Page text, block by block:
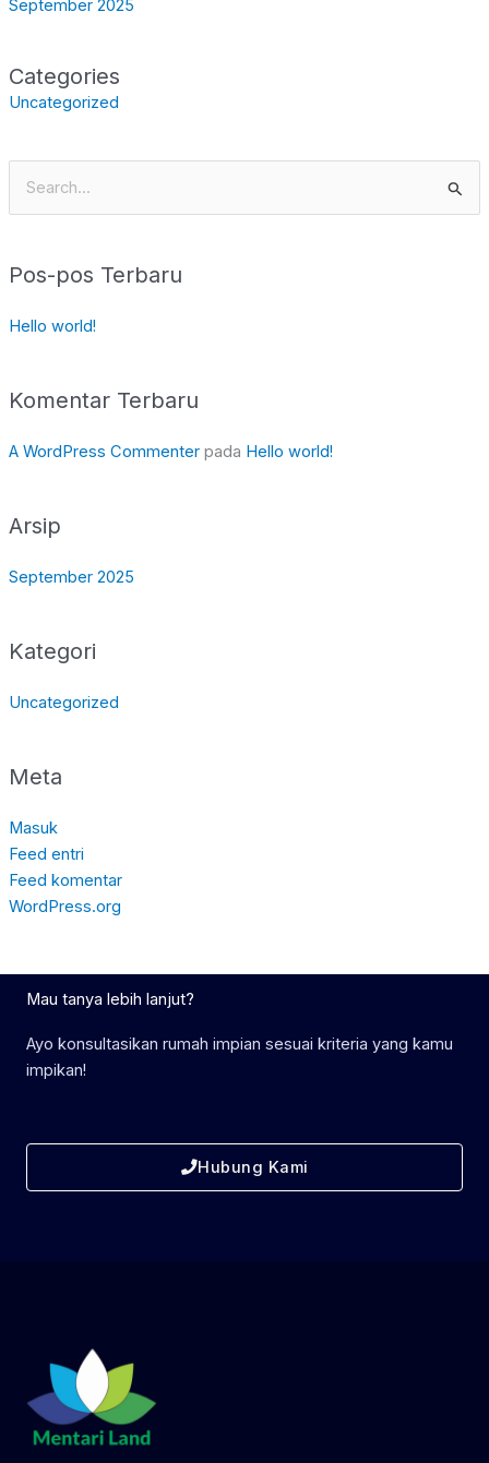
September 2025
Categories
Uncategorized
Cari
untuk:
Pos-pos Terbaru
Hello world!
Komentar Terbaru
A WordPress Commenterpada Hello world!
Arsip
September 2025
Kategori
Uncategorized
Meta
Masuk
Feed entri
Feed komentar
WordPress.org
Mau tanya lebih lanjut?
Ayo konsultasikan rumah impian sesuai kriteria yang kamu
impikan!
Hubung Kami